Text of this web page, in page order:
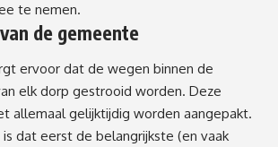
te nemen.
de gemeente
ervoor dat de wegen binnen de
elk dorp gestrooid worden. Deze
allemaal gelijktijdig worden aangepakt.
dat eerst de belangrijkste (en vaak